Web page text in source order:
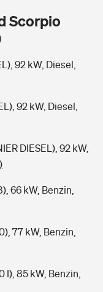
Kids
Scorpio
92 kW, Diesel,
92 kW, Diesel,
DIESEL), 92 kW,
66 kW, Benzin,
77 kW, Benzin,
I), 85 kW, Benzin,